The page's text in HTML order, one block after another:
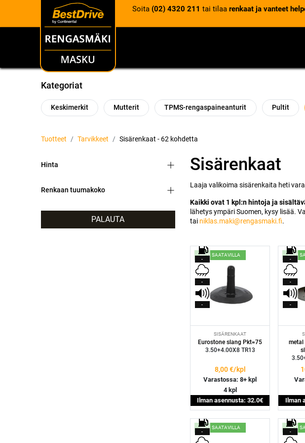
Soita (02) 4320 211 tai tilaa renkaat ja vanteet
RENKAAT
Kategoriat
Keskimerkit Mutterit TPMS-rengaspaineanturit Pultit
Tuotteet Tarvikkeet Sisärenkaat - 62 kohdetta
Hinta
Renkaan tuumakoko
PALAUTA
Sisärenkaat
Laaja valikoima sisärenkaita heti
Kaikki ovat 1 kpl:n hintoja ja
lähetys ympäri Suomen, kysy lisää.
tai niklas.maki@rengasmaki.fi.
HETI SAATAVILLA
-
-
-
SISÄRENKAAT
Eurostone slang Pkt=75
3.50+4.00X8 TR13
8,00€/kpl
Varastossa: 8+ kpl
4 kpl
Ilman asennusta: 32.0€
HETI
-
-
-
metal
Ilman
HETI SAATAVILLA
-
HETI
-